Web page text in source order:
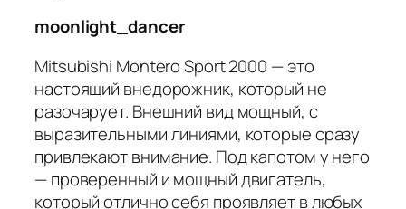
moonlight_dancer
Mitsubishi Montero Sport 2000 — это
настоящий внедорожник, который не
разочарует. Внешний вид мощный, с
выразительными линиями, которые сразу
привлекают внимание. Под капотом у него
— проверенный и мощный двигатель,
который отлично себя проявляет в любых